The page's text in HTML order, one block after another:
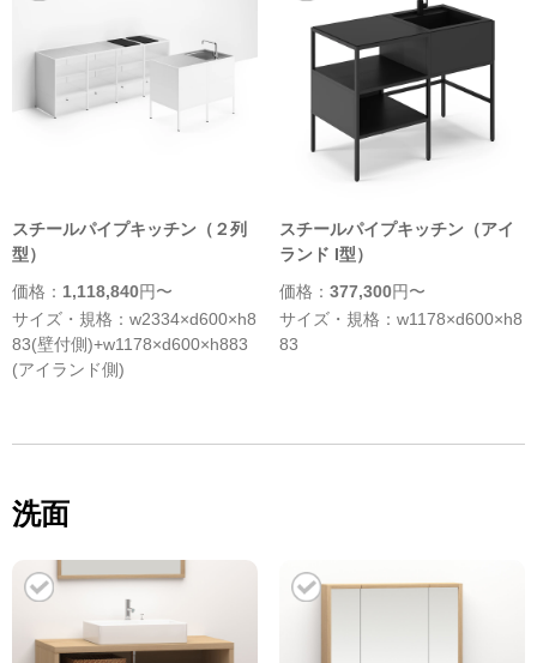
スチールパイプキッチン（２列
型）
価格： 1,118,840円〜
サイズ・規格：w2334×d600×h8
83(壁付側)+w1178×d600×h883
(アイランド側)
スチールパイプキッチン（アイ
ランド I型）
価格： 377,300円〜
サイズ・規格：w1178×d600×h8
83
洗面